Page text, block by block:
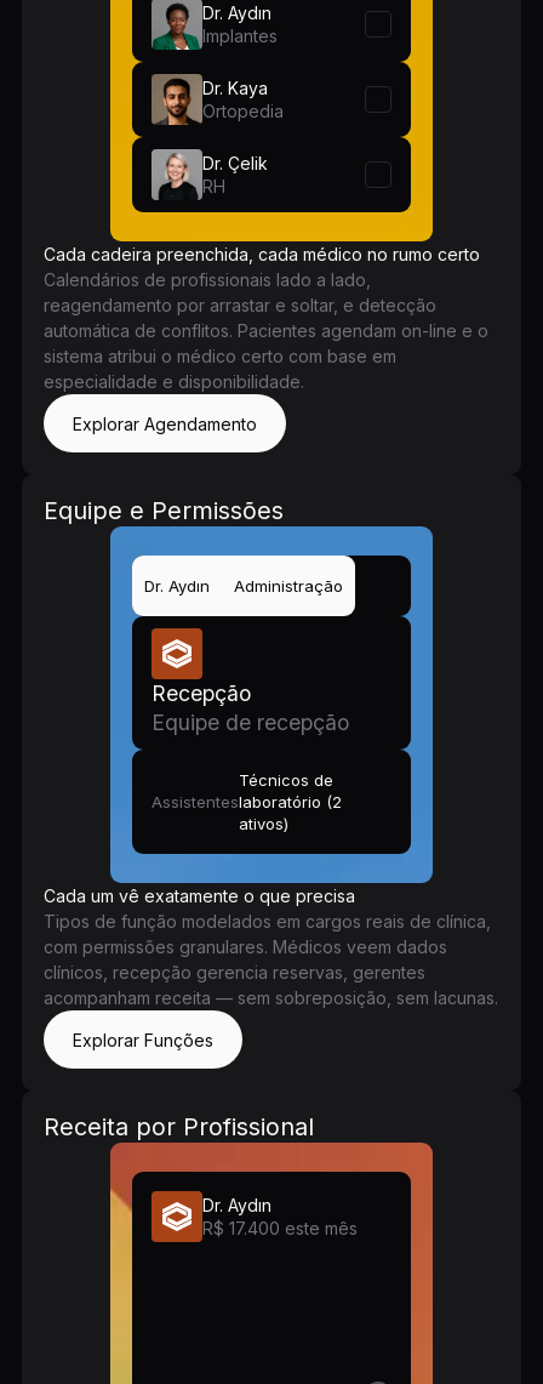
Dr. Aydın
Implantes
Dr. Kaya
Ortopedia
Dr. Çelik
RH
Cada cadeira preenchida, cada médico no rumo certo
Calendários de profissionais lado a lado,
reagendamento por arrastar e soltar, e detecção
automática de conflitos. Pacientes agendam on-line e o
sistema atribui o médico certo com base em
especialidade e disponibilidade.
Explorar Agendamento
Equipe e Permissões
Dr. Aydın Administração
Recepção
Equipe de recepção
Assistentes
Técnicos de
laboratório (2
ativos)
Cada um vê exatamente o que precisa
Tipos de função modelados em cargos reais de clínica,
com permissões granulares. Médicos veem dados
clínicos, recepção gerencia reservas, gerentes
acompanham receita — sem sobreposição, sem lacunas.
Explorar Funções
Receita por Profissional
Dr. Aydın
R$ 17.400 este mês